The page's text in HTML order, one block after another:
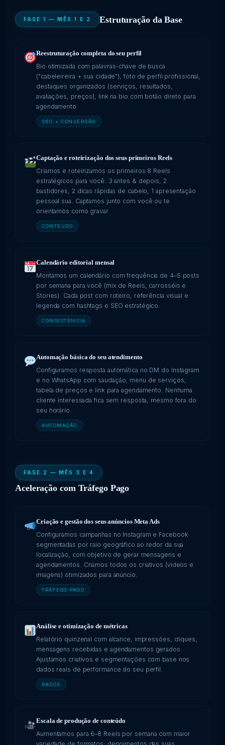
FASE 1 — MÊS 1 E 2 Estruturação da Base
Reestruturação completa do seu perfil
Bio otimizada com palavras-chave de busca
("cabeleireira + sua cidade"), foto de perfil profissional,
destaques organizados (serviços, resultados,
avaliações, preços), link na bio com botão direto para
agendamento.
SEO + CONVERSÃO
Captação e roteirização dos seus primeiros Reels
Criamos e roteirizamos os primeiros 8 Reels
estratégicos para você: 3 antes & depois, 2
bastidores, 2 dicas rápidas de cabelo, 1 apresentação
pessoal sua. Captamos junto com você ou te
orientamos como gravar.
CONTEÚDO
Calendário editorial mensal
Montamos um calendário com frequência de 4–5 posts
por semana para você (mix de Reels, carrosséis e
Stories). Cada post com roteiro, referência visual e
legenda com hashtags e SEO estratégico.
CONSISTÊNCIA
Automação básica do seu atendimento
Configuramos resposta automática no DM do Instagram
e no WhatsApp com saudação, menu de serviços,
tabela de preços e link para agendamento. Nenhuma
cliente interessada fica sem resposta, mesmo fora do
seu horário.
AUTOMAÇÃO
FASE 2 — MÊS 3 E 4
Aceleração com Tráfego Pago
Criação e gestão dos seus anúncios Meta Ads
Configuramos campanhas no Instagram e Facebook
segmentadas por raio geográfico ao redor da sua
localização, com objetivo de gerar mensagens e
agendamentos. Criamos todos os criativos (vídeos e
imagens) otimizados para anúncio.
TRÁFEGO PAGO
Análise e otimização de métricas
Relatório quinzenal com alcance, impressões, cliques,
mensagens recebidas e agendamentos gerados.
Ajustamos criativos e segmentações com base nos
dados reais de performance do seu perfil.
DADOS
Escala de produção de conteúdo
Aumentamos para 6–8 Reels por semana com maior